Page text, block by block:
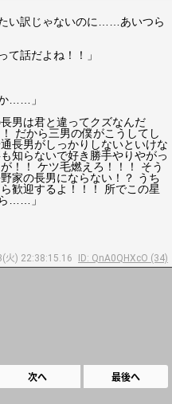
い訳じゃないのに……あいつら
て話だよね！！」
……」
男は君と違ってクズなんだ
だから三男の僕がこうしてし
長男がしっかりしないといけな
知らないで好き勝手やりやがっ
！！ ケツ毛燃えろ！！！ そう
家の長男にならない！？ うち
歓迎するよ！！！ 所でこの星
……」
火) 22:38:15.16 ID: QnA0QHXcO (34)
次へ 最後へ